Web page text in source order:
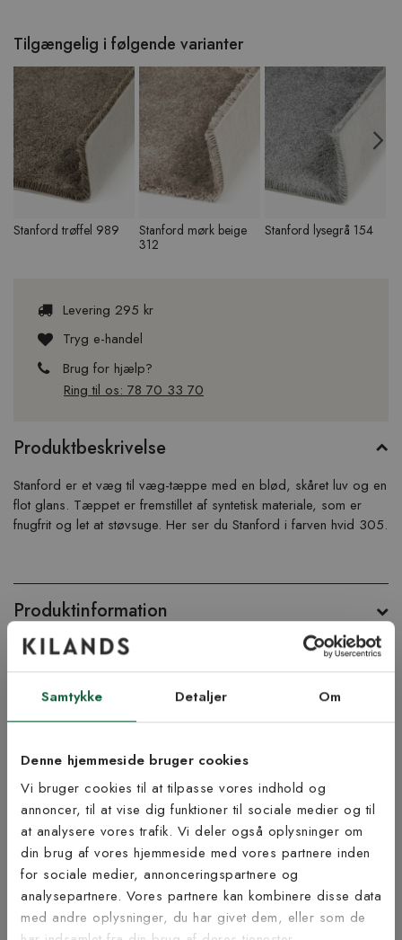
Samtykke Detaljer Om
Denne hjemmeside bruger cookies
Vi bruger cookies til at tilpasse vores indhold og
annoncer, til at vise dig funktioner til sociale medier og til
at analysere vores trafik. Vi deler også oplysninger om
din brug af vores hjemmeside med vores partnere inden
for sociale medier, annonceringspartnere og
analysepartnere. Vores partnere kan kombinere disse data
med andre oplysninger, du har givet dem, eller som de
Tilgængelig i følgende varianter
Previous
Stanford trøffel 989
Stanford mørk beige
312
Stanford lysegrå 154
Levering 295 kr
Tryg e-handel
Brug for hjælp?
Ring til os: 78 70 33 70
Produktbeskrivelse
Stanford er et væg til væg-tæppe med en blød, skåret luv og en
flot glans. Tæppet er fremstillet af syntetisk materiale, som er
fnugfrit og let at støvsuge. Her ser du Stanford i farven hvid 305.
Produktinformation
Vigtig info
Lige nu kan leveringstiden blive noget længere ved køb af tæppe
med specialmål og langettering.
Tænk på at lægge fem cm ekstra til i skæresvind rundt om
tæppet hvis du skal lægge det som et væg til væg-tæppe. En
afvigelse på +/- 1-4 cm. på dine bestilte mål kan forekomme.
Åbent køb og returret gælder ikke da tæppet skæres til på mål.
Bestil gratis tæppeprøve!
Vil du føle på vores tæpper, før du beslutter dig? Vi tilbyder dig
muligheden for at bestille op til fem tæppeprøver helt gratis.
Portoen er 59 kr pr. bestilling, men dette beløb refunderer vi,
når du har afgivet din ordre (ved brug af den medfølgende
Tilmeld dig vores
nyhedsbrev
Vær blandt de første til at modtage vores tilbud,